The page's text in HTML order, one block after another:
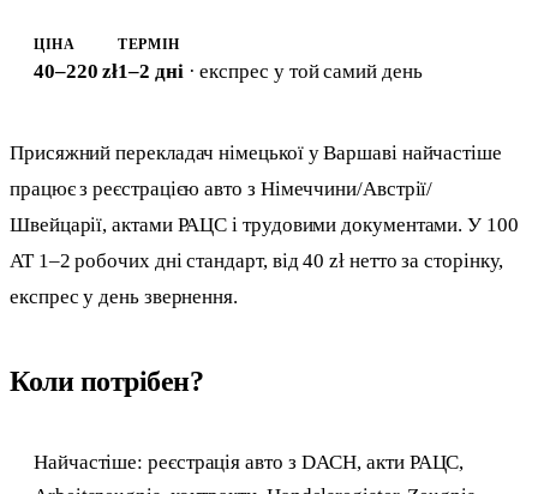
ЦІНА
40–220 zł
ТЕРМІН
1–2 дні· експрес у той самий день
Присяжний перекладач німецької у Варшаві найчастіше
працює з реєстрацією авто з Німеччини/Австрії/
Швейцарії, актами РАЦС і трудовими документами. У 100
AT 1–2 робочих дні стандарт, від 40 zł нетто за сторінку,
експрес у день звернення.
Коли потрібен?
Найчастіше: реєстрація авто з DACH, акти РАЦС,